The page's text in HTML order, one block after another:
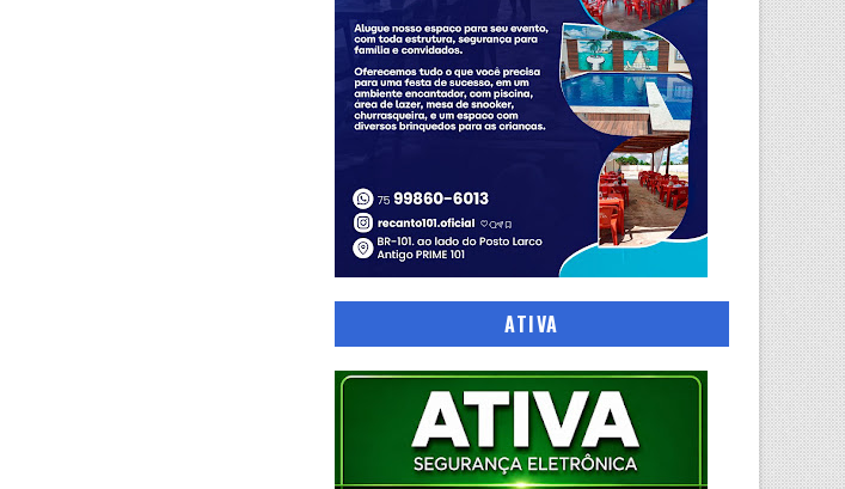
ATIVA